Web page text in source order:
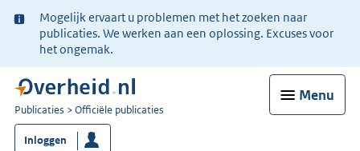
Ter
informatie:
Mogelijk ervaart u problemen met het zoeken naar
publicaties. We werken aan een oplossing. Excuses voor
het ongemak.
Menu
U
bent
nu
Publicaties Officiële publicaties
Inloggen